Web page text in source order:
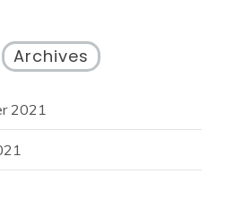
Archives
2021